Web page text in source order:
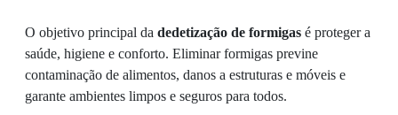
O objetivo principal da dedetização de formigas é proteger a
saúde, higiene e conforto. Eliminar formigas previne
contaminação de alimentos, danos a estruturas e móveis e
garante ambientes limpos e seguros para todos.